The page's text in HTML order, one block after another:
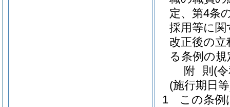
定、第4条
採用等に
改正後の
る条例の
附 則 (
(施行期日
1
この条例